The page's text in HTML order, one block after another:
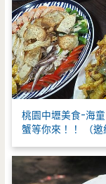
桃園中壢美食-海
蟹等你來！！ （邀